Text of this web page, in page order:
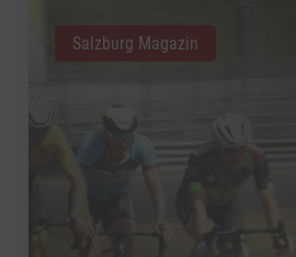
Salzburg Magazin